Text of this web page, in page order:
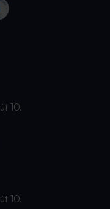
10.
10.